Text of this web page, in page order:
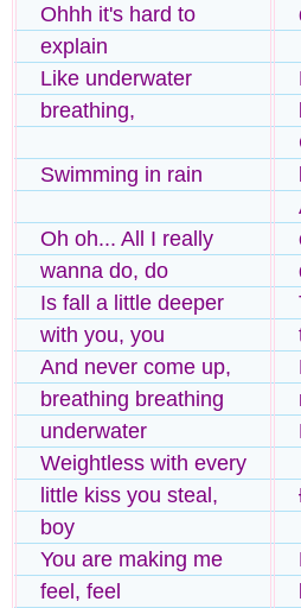
Ohhh it's hard to
explain
Like underwater
breathing,
Swimming in rain
Oh oh... All I really
wanna do, do
Is fall a little deeper
with you, you
And never come up,
breathing breathing
underwater
Weightless with every
little kiss you steal,
boy
You are making me
feel, feel